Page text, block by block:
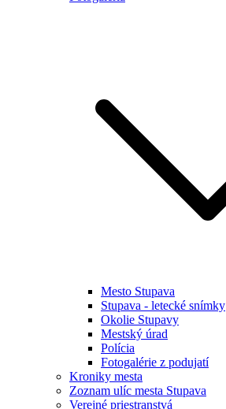
Mesto Stupava
Stupava - letecké snímky
Okolie Stupavy
Mestský úrad
Polícia
Fotogalérie z podujatí
Kroniky mesta
Zoznam ulíc mesta Stupava
Verejné priestranstvá